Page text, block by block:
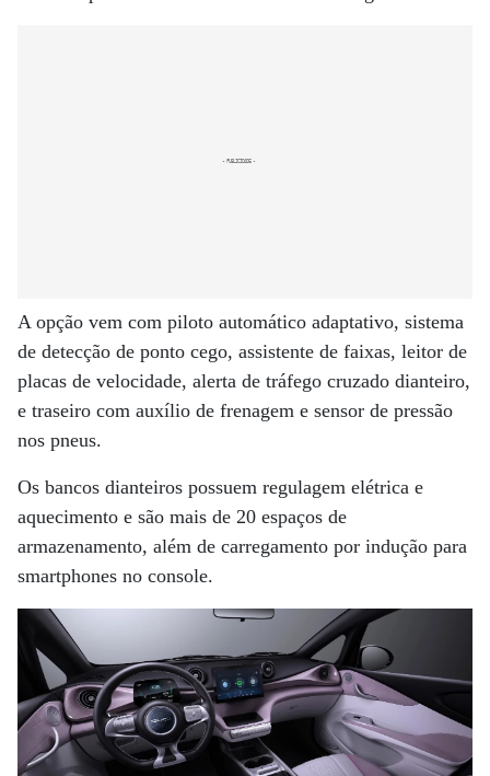
A opção vem com piloto automático adaptativo, sistema
de detecção de ponto cego, assistente de faixas, leitor de
placas de velocidade, alerta de tráfego cruzado dianteiro,
e traseiro com auxílio de frenagem e sensor de pressão
nos pneus.
Os bancos dianteiros possuem regulagem elétrica e
aquecimento e são mais de 20 espaços de
armazenamento, além de carregamento por indução para
smartphones no console.